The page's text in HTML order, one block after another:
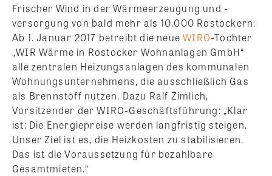
Frischer Wind in der Wärmeerzeugung und -
versorgung von bald mehr als 10.000 Rostockern:
Ab 1. Januar 2017 betreibt die neueWIRO-Tochter
„WIR Wärme in Rostocker Wohnanlagen GmbH“
alle zentralen Heizungsanlagen des kommunalen
Wohnungsunternehmens, die ausschließlich Gas
als Brennstoff nutzen. Dazu Ralf Zimlich,
Vorsitzender der WIRO-Geschäftsführung: „Klar
ist: Die Energiepreise werden langfristig steigen.
Unser Ziel ist es, die Heizkosten zu stabilisieren.
Das ist die Voraussetzung für bezahlbare
Gesamtmieten.“